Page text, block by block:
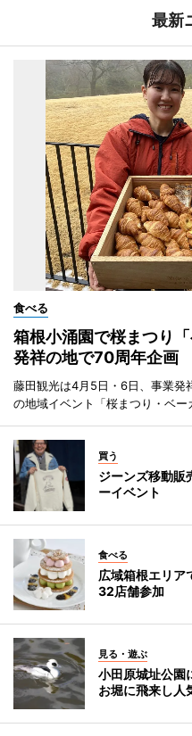
最新
食べる
箱根小涌園で桜まつり
発祥の地で70周年企画
藤田観光は4月5日・6日、事業発
の地域イベント「桜まつり・ベー
買う
ジーンズ移動販
ーイベント
食べる
広域箱根エリ
32店舗参加
見る・遊ぶ
小田原城址公園
お堀に飛来し人